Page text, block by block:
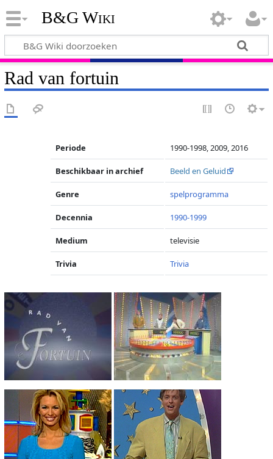
B&G Wiki
Rad van fortuin
Periode 1990-1998, 2009, 2016
Beschikbaar in archief Beeld en Geluid
Genre spelprogramma
Decennia 1990-1999
Medium televisie
Trivia Trivia